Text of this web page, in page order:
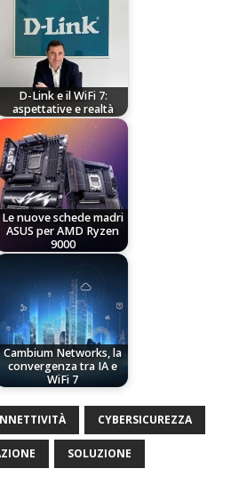
D-Link e il WiFi 7:
aspettative e realtà
Le nuove schede madri
ASUS per AMD Ryzen
9000
Cambium Networks, la
convergenza tra IA e
WiFi 7
CYBERSICUREZZA
SOLUZIONE